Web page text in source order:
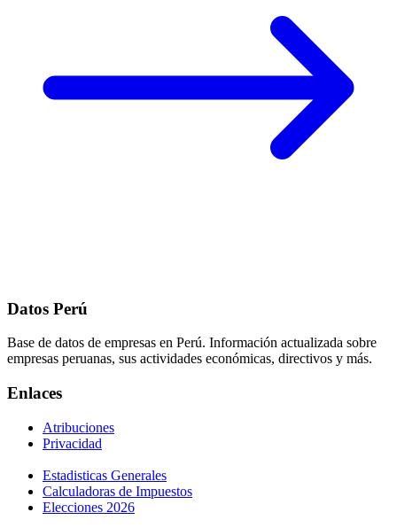
Datos Perú
Base de datos de empresas en Perú. Información actualizada sobre
empresas peruanas, sus actividades económicas, directivos y más.
Enlaces
Atribuciones
Privacidad
Estadisticas Generales
Calculadoras de Impuestos
Elecciones 2026